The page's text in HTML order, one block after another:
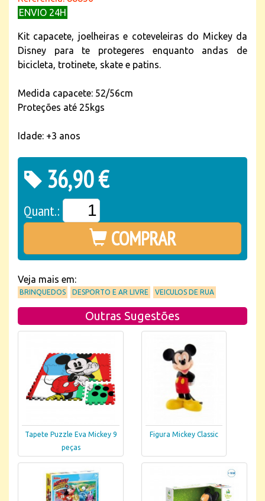
ENVIO 24H
Kit capacete, joelheiras e coteveleiras do Mickey da
Disney para te protegeres enquanto andas de
bicicleta, trotinete, skate e patins.
Medida capacete: 52/56cm
Proteções até 25kgs
Idade: +3 anos
36,90 €
Quant.:
COMPRAR
Veja mais em:
BRINQUEDOS DESPORTO E AR LIVRE VEICULOS DE RUA
Outras Sugestões
Tapete Puzzle Eva Mickey 9
peças
Figura Mickey Classic